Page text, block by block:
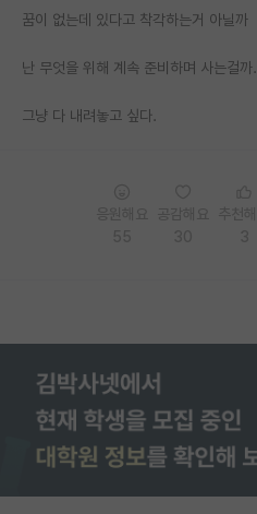
이벤트
반도체 아카데미
꿈이 없는데 있다고 착각하는거 아닐까
난 무엇을 위해 계속 준비하며 사는걸까.
그냥 다 내려놓고 싶다.